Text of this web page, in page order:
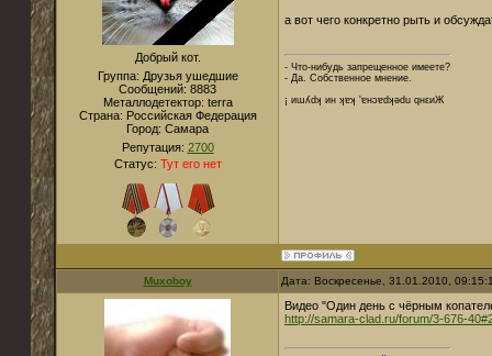
Добрый кот.
Группа: Друзья ушедшие
Сообщений: 8883
Металлодетектор: terra
Страна: Российская Федерация
Город: Cамара
Репутация: 2700
Статус: Тут его нет
а вот чего конкретно рыть и
- Что-нибудь запрещенное имеете?
- Да. Собственное мнение.
¡ иɯʎdʞ ин ʞɐʞ 'ɐнɔɐdʞǝdu qнεиЖ
Muxoboy Дата: Воскресенье, 31.01.2010,
Видео "Один день с чёрным
http://samara-clad.ru/forum/3-676-